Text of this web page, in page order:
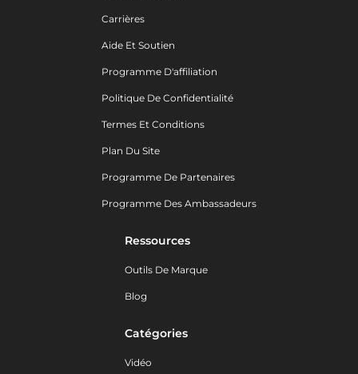
Carrières
Aide Et Soutien
Programme D'affiliation
Politique De Confidentialité
Termes Et Conditions
Plan Du Site
Programme De Partenaires
Programme Des Ambassadeurs
Ressources
Outils De Marque
Blog
Catégories
Vidéo